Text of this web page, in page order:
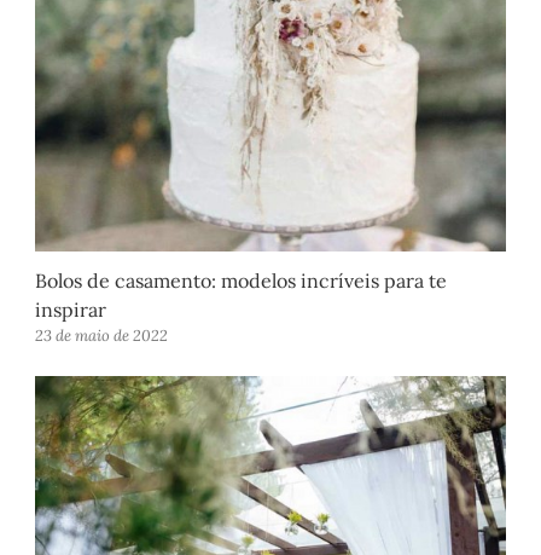
Bolos de casamento: modelos incríveis para te
inspirar
23 de maio de 2022